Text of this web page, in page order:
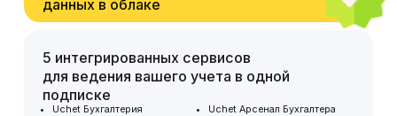
данных в облаке
5 интегрированных сервисов
для ведения вашего учета в одной
подписке
Uchet Бухгалтерия
Uchet Арсенал Бухгалтера